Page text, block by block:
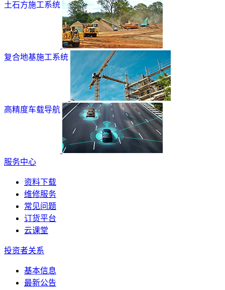
土石方施工系统
复合地基施工系统
高精度车载导航
服务中心
资料下载
维修服务
常见问题
订货平台
云课堂
投资者关系
基本信息
最新公告